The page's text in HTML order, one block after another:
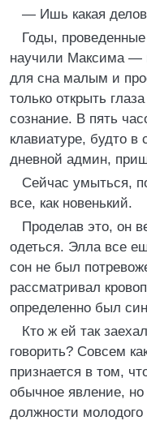
— Ишь какая
Годы,
научили Максима —
для сна малым и
только открыть
сознание. В пять
клавиатуре, будто в
дневной админ,
Сейчас умыться,
все, как новенький.
Проделав это, он
одеться. Элла все
сон не был
рассматривал
определенно был
Кто ж ей так
говорить? Совсем
признается в том,
обычное явление,
должности